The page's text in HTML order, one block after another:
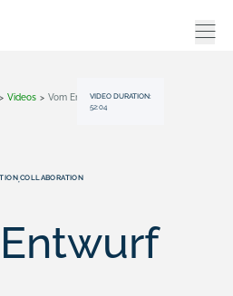
> Videos > Vom Entwurf Zur Fertigung – Schneller, Smarter, Vernetzter Mit Onshape Und Arena
VIDEO DURATION:
52:04
,COLLABORATION